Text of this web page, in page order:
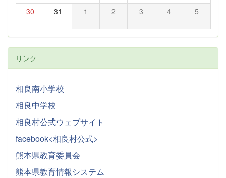
30 31 1 2 3 4 5
リンク
相良南小学校
相良中学校
相良村公式ウェブサイト
facebook<相良村公式>
熊本県教育委員会
熊本県教育情報システム